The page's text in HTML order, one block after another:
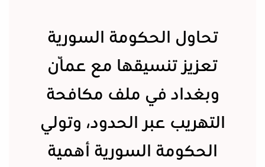
تحاول الحكومة السورية
تعزيز تنسيقها مع عمّان
وبغداد في ملف مكافحة
التهريب عبر الحدود، وتولي
الحكومة السورية أهمية